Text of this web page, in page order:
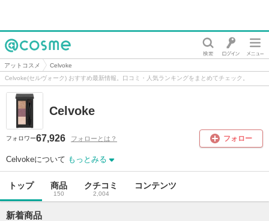
@cosme
アットコスメ
Celvoke
Celvoke(セルヴォーク) おすすめ最新情報。口コミ・人気ランキングをまとめてチェック。
Celvoke
フォロワー67,926 フォローとは？ フォロー
Celvokeについて もっとみる
トップ 商品
150
クチコミ
2,004
コンテンツ
新着商品